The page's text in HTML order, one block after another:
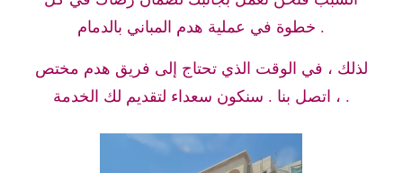
خطوة في عملية هدم المباني بالدمام .
لذلك ، في الوقت الذي تحتاج إلى فريق هدم مختص
، اتصل بنا . سنكون سعداء لتقديم لك الخدمة .